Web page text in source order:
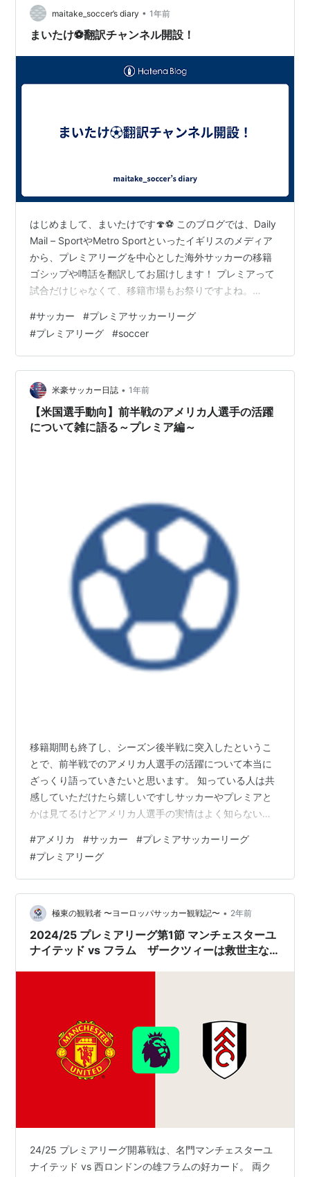
maitake_soccer’s diary • 1年前
まいたけ⚽翻訳チャンネル開設！
はじめまして、まいたけです🍄⚽ このブログでは、Daily
Mail – SportやMetro Sportといったイギリスのメディア
から、プレミアリーグを中心とした海外サッカーの移籍
ゴシップや噂話を翻訳してお届けします！ プレミアって
試合だけじゃなくて、移籍市場もお祭りですよね。
る！」って毎日ネタが尽きません。 ここでは、 最新の移
籍ゴシップ速報翻訳 噂の背景やちょっとした解説 サッカ
ーファン目線の感想 をラフにまとめていきます。 あくま
で噂話も多いので、エンタメ感覚で楽しんでくれたら嬉
しいです。これからどんどん記事を追加していくので、
よろしくお…
#サッカー #プレミアサッカーリーグ
#プレミアリーグ #soccer
米豪サッカー日誌 • 1年前
【米国選手動向】前半戦のアメリカ人選手の活躍
について雑に語る～プレミア編～
移籍期間も終了し、シーズン後半戦に突入したというこ
とで、前半戦でのアメリカ人選手の活躍について本当に
ざっくり語っていきたいと思います。 知っている人は共
感していただけたら嬉しいですしサッカーやプレミアと
かは見てるけどアメリカ人選手の実情はよく知らないと
す。 では行きます。今日はプレミアのアメリカ人選手に
ついて話していきます。 まず、プレミアリーグのクラブ
に所属するアメリカ人選手は以下の4人です。25，26節
終了時点での順位とポジションもつけています。 5位 ボ
ーンマス所属 MFタイラー・アダムス 8位 フラム所属 DF
アントニー・ロビンソン 1…
#アメリカ #サッカー #プレミアサッカーリーグ
#プレミアリーグ
極東の観戦者 〜ヨーロッパサッカー観戦記〜 • 2年前
2024/25 プレミアリーグ第1節 マンチェスターユ
ナイテッド vs フラム ザークツィーは救世主な
24/25 プレミアリーグ開幕戦は、名門マンチェスターユ
ナイテッド vs 西ロンドンの雄フラムの好カード。 両ク